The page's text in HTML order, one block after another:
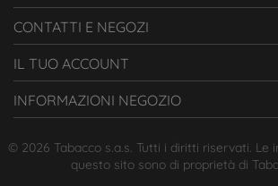
CONTATTI E NEGOZI
IL TUO ACCOUNT
INFORMAZIONI NEGOZIO
© 2026 Tabacco s.a.s. Tutti i diritti riservati. Le
questo sito sono di proprietà di